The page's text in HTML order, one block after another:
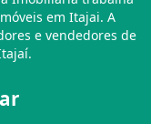
em Itajai. A
e vendedores de